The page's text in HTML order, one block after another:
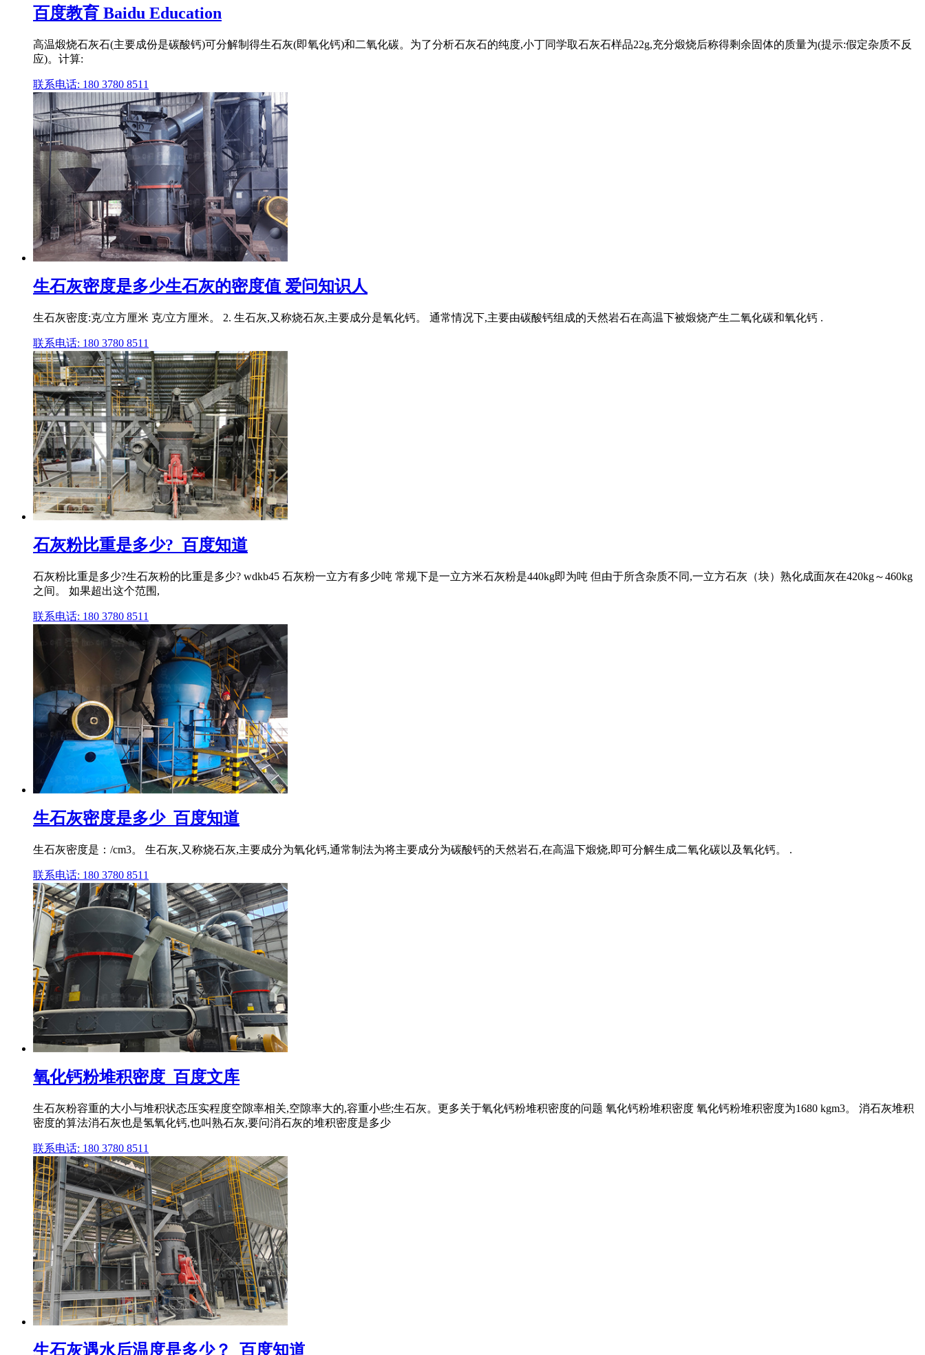
百度教育 Baidu Education
高温煅烧石灰石(主要成份是碳酸钙)可分解制得生石灰(即氧化钙)和二氧化碳。为了分析石灰石的纯度,小丁同学取石灰石样品22g,充分煅烧后称得剩余固体的质量为(提示:假定杂质不反
应)。计算:
联系电话: 180 3780 8511
生石灰密度是多少生石灰的密度值 爱问知识人
生石灰密度:克/立方厘米 克/立方厘米。 2. 生石灰,又称烧石灰,主要成分是氧化钙。 通常情况下,主要由碳酸钙组成的天然岩石在高温下被煅烧产生二氧化碳和氧化钙 .
联系电话: 180 3780 8511
石灰粉比重是多少?_百度知道
石灰粉比重是多少?生石灰粉的比重是多少? wdkb45 石灰粉一立方有多少吨 常规下是一立方米石灰粉是440kg即为吨 但由于所含杂质不同,一立方石灰（块）熟化成面灰在420kg～460kg
之间。 如果超出这个范围,
联系电话: 180 3780 8511
生石灰密度是多少_百度知道
生石灰密度是：/cm3。 生石灰,又称烧石灰,主要成分为氧化钙,通常制法为将主要成分为碳酸钙的天然岩石,在高温下煅烧,即可分解生成二氧化碳以及氧化钙。 .
联系电话: 180 3780 8511
氧化钙粉堆积密度_百度文库
生石灰粉容重的大小与堆积状态压实程度空隙率相关,空隙率大的,容重小些;生石灰。更多关于氧化钙粉堆积密度的问题 氧化钙粉堆积密度 氧化钙粉堆积密度为1680 kgm3。 消石灰堆积
密度的算法消石灰也是氢氧化钙,也叫熟石灰,要问消石灰的堆积密度是多少
联系电话: 180 3780 8511
生石灰遇水后温度是多少？_百度知道